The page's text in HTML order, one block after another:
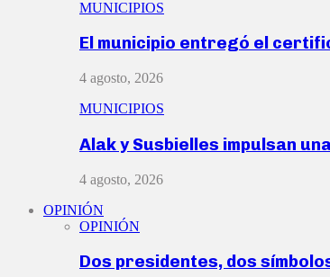
MUNICIPIOS
El municipio entregó el
4 agosto, 2026
MUNICIPIOS
Alak y Susbielles impulsan
4 agosto, 2026
OPINIÓN
OPINIÓN
Dos presidentes, dos